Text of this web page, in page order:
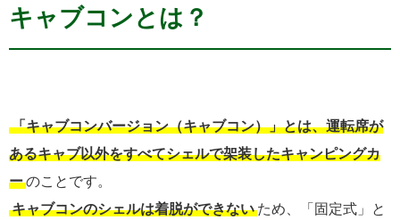
キャブコンとは？
「キャブコンバージョン（キャブコン）」とは、運転席が
あるキャブ以外をすべてシェルで架装したキャンピングカ
ーのことです。
キャブコンのシェルは着脱ができない ため、「固定式」と